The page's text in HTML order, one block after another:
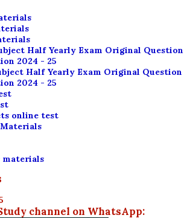
Half Yearly Exam Original Question
2024 - 25
Half Yearly Exam Original Question
2024 - 25
online test
Materials
materials
channel on WhatsApp: